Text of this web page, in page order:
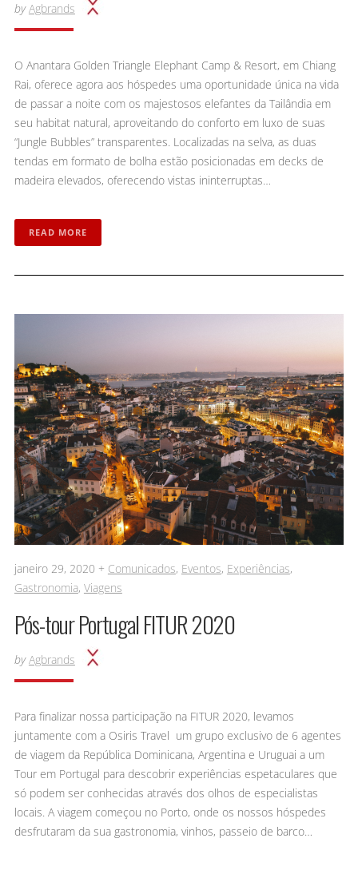
by Agbrands
O Anantara Golden Triangle Elephant Camp & Resort, em Chiang
Rai, oferece agora aos hóspedes uma oportunidade única na vida
de passar a noite com os majestosos elefantes da Tailândia em
seu habitat natural, aproveitando do conforto em luxo de suas
“Jungle Bubbles” transparentes. Localizadas na selva, as duas
tendas em formato de bolha estão posicionadas em decks de
madeira elevados, oferecendo vistas ininterruptas…
READ MORE
janeiro 29, 2020 + Comunicados, Eventos, Experiências,
Gastronomia, Viagens
Pós-tour Portugal FITUR 2020
by Agbrands
Para finalizar nossa participação na FITUR 2020, levamos
juntamente com a Osiris Travel um grupo exclusivo de 6 agentes
de viagem da República Dominicana, Argentina e Uruguai a um
Tour em Portugal para descobrir experiências espetaculares que
só podem ser conhecidas através dos olhos de especialistas
locais. A viagem começou no Porto, onde os nossos hóspedes
desfrutaram da sua gastronomia, vinhos, passeio de barco…